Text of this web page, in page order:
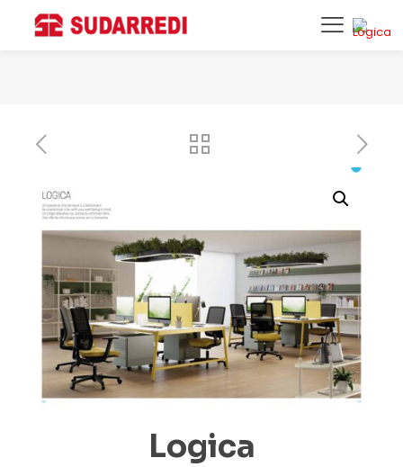
Logica